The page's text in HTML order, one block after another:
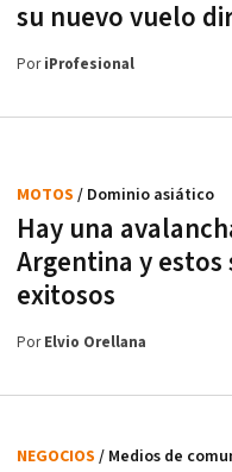
su nuevo vuelo
PoriProfesional
Hay una
Argentina y
exitosos
MOTOS / Dominio asiático
PorElvio Orellana
NEGOCIOS / Medios de